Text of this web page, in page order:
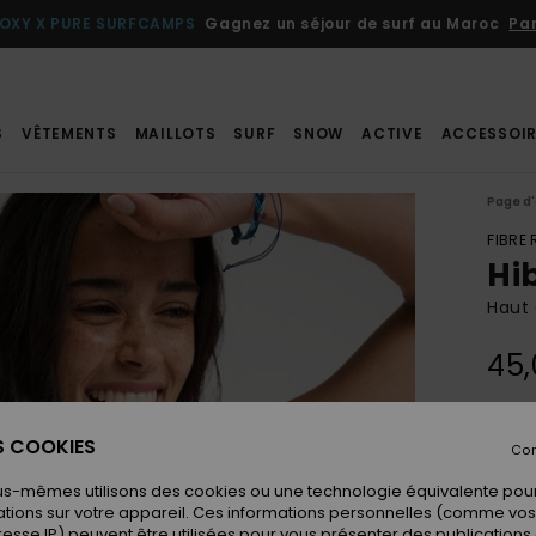
X PURE SURFCAMPS Gagnez un séjour de surf au Maroc
VÊTEMENTS MAILLOTS SURF SNOW ACTIVE
Page
FIBRE
Haut
COOKIES
mêmes utilisons des cookies ou une technologie équivalente
sur votre appareil. Ces informations personnelles (comme